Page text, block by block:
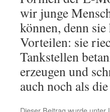
wir junge
können, denn sie
Vorteilen: sie
Tankstellen
erzeugen und
auch noch als